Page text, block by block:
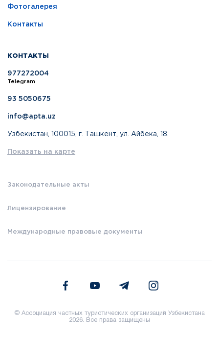
Фотогалерея
Контакты
КОНТАКТЫ
977272004
Telegram
93 5050675
info@apta.uz
Узбекистан, 100015, г. Ташкент, ул. Айбека, 18.
Показать на карте
Законодательные акты
Лицензирование
Международные правовые документы
© Ассоциация частных туристических организаций Узбекистана
2026. Все права защищены